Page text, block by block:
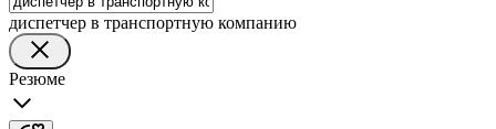
диспетчер в транспортную компанию
Резюме